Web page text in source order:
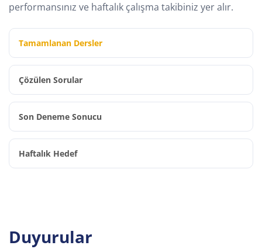
performansınız ve haftalık çalışma takibiniz yer alır.
Tamamlanan Dersler
Çözülen Sorular
Son Deneme Sonucu
Haftalık Hedef
Duyurular